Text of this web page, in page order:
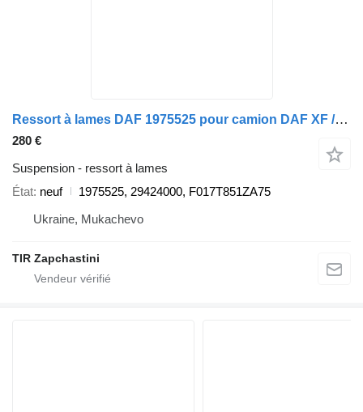
Ressort à lames DAF 1975525 pour camion DAF XF /CF
280 €
Suspension - ressort à lames
État neuf
1975525, 29424000, F017T851ZA75
Ukraine, Mukachevo
TIR Zapchastini